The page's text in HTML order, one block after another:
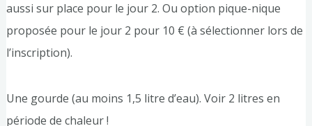
aussi sur place pour le jour 2. Ou option pique-nique
proposée pour le jour 2 pour 10 € (à sélectionner lors de
l’inscription).
Une gourde (au moins 1,5 litre d’eau). Voir 2 litres en
période de chaleur !